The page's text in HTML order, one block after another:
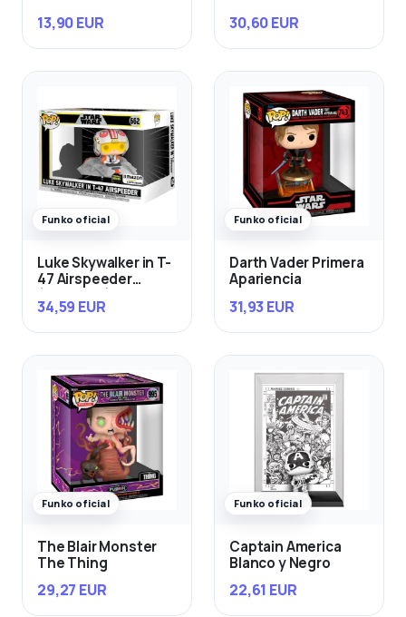
13,90 EUR 30,60 EUR
Funko oficial
Luke Skywalker in T-
47 Airspeeder
34,59 EUR
Funko oficial
Darth Vader Primera
Apariencia
31,93 EUR
Funko oficial
The Blair Monster
The Thing
29,27 EUR
Funko oficial
Captain America
Blanco y Negro
22,61 EUR